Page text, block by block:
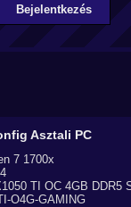
Bejelentkezés
Asztali PC
7 1700x
TI OC 4GB DDR5
O4G-GAMING